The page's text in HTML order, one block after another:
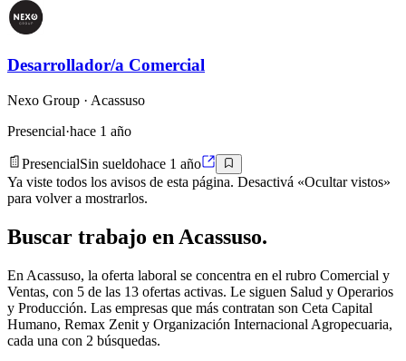
Desarrollador/a Comercial
Nexo Group · Acassuso
Presencial·hace 1 año
PresencialSin sueldohace 1 año
Ya viste todos los avisos de esta página. Desactivá «Ocultar vistos»
para volver a mostrarlos.
Buscar trabajo en Acassuso.
En Acassuso, la oferta laboral se concentra en el rubro Comercial y
Ventas, con 5 de las 13 ofertas activas. Le siguen Salud y Operarios
y Producción. Las empresas que más contratan son Ceta Capital
Humano, Remax Zenit y Organización Internacional Agropecuaria,
cada una con 2 búsquedas.